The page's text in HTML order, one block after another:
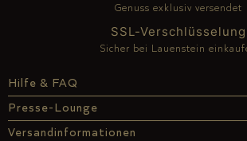
Hilfe & FAQ
Presse-Lounge
Versandinformationen
Genuss exklusiv versendet
SSL-Verschlüsselung
Sicher bei Lauenstein